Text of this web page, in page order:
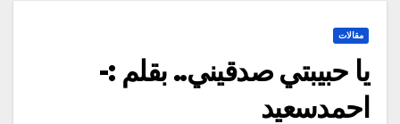
مقالات
يا حبيبتي صدقيني.. بقلم :-
احمدسعيد